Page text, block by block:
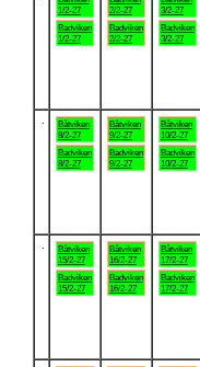
1/2-27
Badviken
1/2-27
2/2-27
Badviken
2/2-27
3/2-27
Badviken
3/2-27
Båtviken
8/2-27
Badviken
8/2-27
Båtviken
9/2-27
Badviken
9/2-27
Båtviken
10/2-27
Badviken
10/2-27
Båtviken
15/2-27
Badviken
15/2-27
Båtviken
16/2-27
Badviken
16/2-27
Båtviken
17/2-27
Badviken
17/2-27